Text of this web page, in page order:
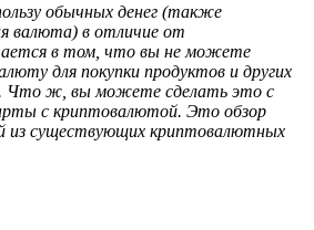
обычных денег (также
валюта) в отличие от
в том, что вы не можете
для покупки продуктов и других
Что ж, вы можете сделать это с
с криптовалютой. Это обзор
из существующих криптовалютных